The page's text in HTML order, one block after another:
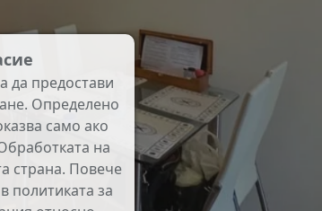
да предостави
Определено
само ако
на
страна. Повече
политиката за
За да
бисквитки.